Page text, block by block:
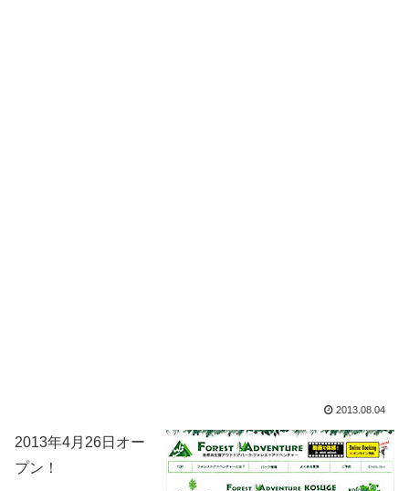
2013.08.04
2013年4月26日オー
プン！